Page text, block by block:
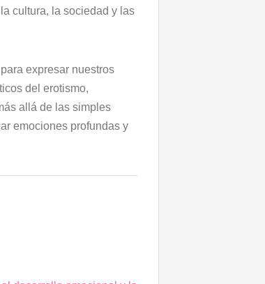
cultura, la sociedad y las
expresar nuestros
del erotismo,
allá de las simples
emociones profundas y